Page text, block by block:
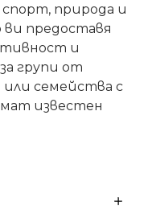
спорт, природа и
ви предоставя
и
групи от
семейства с
известен